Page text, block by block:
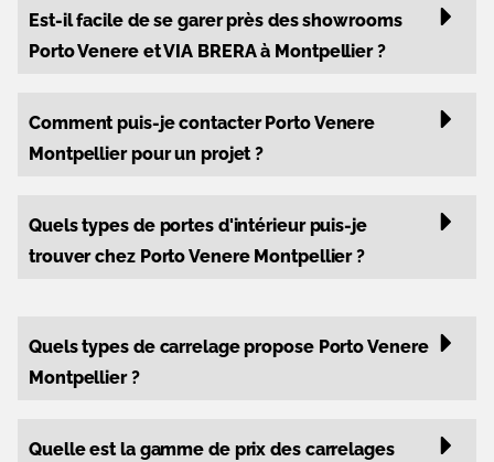
Est-il facile de se garer près des showrooms
Porto Venere et VIA BRERA à Montpellier ?
Comment puis-je contacter Porto Venere
Montpellier pour un projet ?
Quels types de portes d'intérieur puis-je
trouver chez Porto Venere Montpellier ?
Quels types de carrelage propose Porto Venere
Montpellier ?
Quelle est la gamme de prix des carrelages